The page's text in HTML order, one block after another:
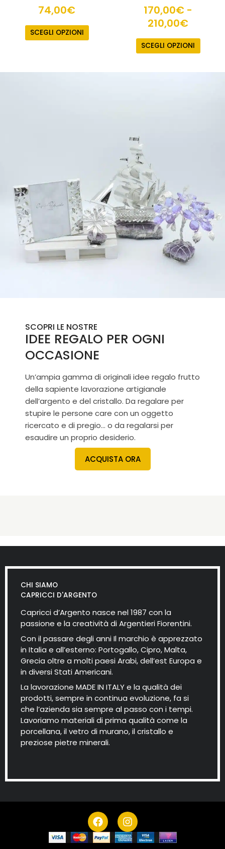
74,00€
SCEGLI OPZIONI
170,00€ -
210,00€
SCEGLI OPZIONI
SCOPRI LE NOSTRE
IDEE REGALO PER OGNI
OCCASIONE
Un’ampia gamma di originali idee regalo frutto
della sapiente lavorazione artigianale
dell’argento e del cristallo. Da regalare per
stupire le persone care con un oggetto
ricercato e di pregio… o da regalarsi per
esaudire un proprio desiderio.
ACQUISTA ORA
CHI SIAMO
CAPRICCI D'ARGENTO
Capricci d’Argento nasce nel 1987 con la
passione e la creatività di Argentieri Fiorentini.
Con il passare degli anni Il marchio è apprezzato
in Italia e all’esterno: Portogallo, Cipro, Malta,
Grecia oltre a molti paesi Arabi, dell’est Europa e
in diversi Stati Americani.
La lavorazione MADE IN ITALY e la qualità dei
prodotti, sempre in continua evoluzione, fa si
che l’azienda sia sempre al passo con i tempi.
Lavoriamo materiali di prima qualità come la
porcellana, il vetro di murano, il cristallo e
preziose pietre minerali.
F
a
c
I
n
s